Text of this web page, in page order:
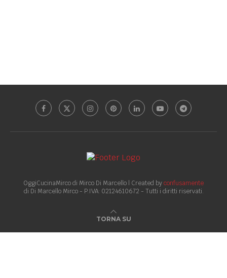
OggiCucinaMirco di Mirco Di Marcello | Created byconfusamente
di Di Marcello Mirco - P.IVA: 02124610672 - Tutti i diritti riservati.
TORNA SU